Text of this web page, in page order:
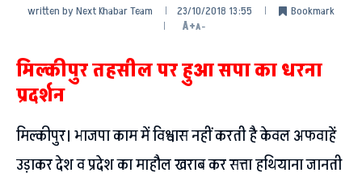
written byNext Khabar Team 23/10/2018 13:55
Bookmark
A+A-
मिल्कीपुर तहसील पर हुआ सपा का धरना
प्रदर्शन
मिल्कीपुर। भाजपा काम में विश्वास नहीं करती है केवल अफवाहें
उड़ाकर देश व प्रदेश का माहौल खराब कर सत्ता हथियाना जानती